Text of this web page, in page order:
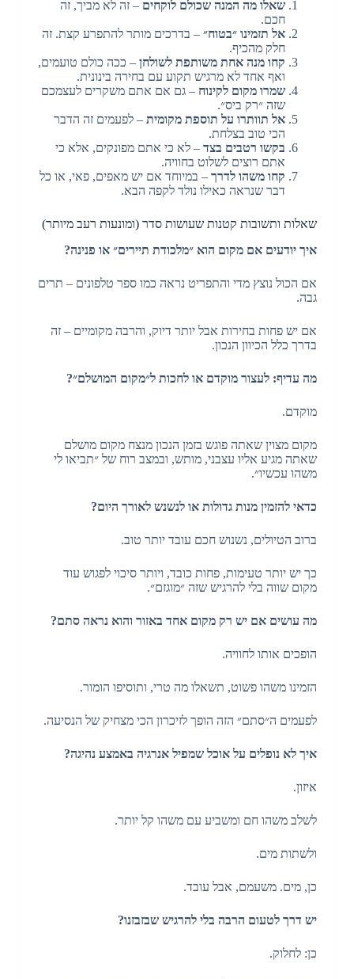
שאלו מה המנה שכולם לוקחים – זה לא מביך, זה
חכם.
אל תזמינו ״בטוח״– בדרכים מותר להתפרע קצת. זה
חלק מהכיף.
קחו מנה אחת משותפת לשולחן– ככה כולם טועמים,
ואף אחד לא מרגיש תקוע עם בחירה בינונית.
שמרו מקום לקינוח – גם אם אתם משקרים לעצמכם
שזה ״רק ביס״.
אל תוותרו על תוספת מקומית– לפעמים זה הדבר
הכי טוב בצלחת.
בקשו רטבים בצד– לא כי אתם מפונקים, אלא כי
אתם רוצים לשלוט בחוויה.
קחו משהו לדרך– במיוחד אם יש מאפים, פאי, או כל
דבר שנראה כאילו נולד לקפה הבא.
שאלות ותשובות קטנות שעושות סדר (ומונעות רעב מיותר)
איך יודעים אם מקום הוא ״מלכודת תיירים״ או פנינה?
אם הכול נוצץ מדי והתפריט נראה כמו ספר טלפונים – תרים
גבה.
אם יש פחות בחירות אבל יותר דיוק, והרבה מקומיים – זה
בדרך כלל הכיוון הנכון.
מה עדיף: לעצור מוקדם או לחכות ל״מקום המושלם״?
מוקדם.
מקום מצוין שאתה פוגש בזמן הנכון מנצח מקום מושלם
שאתה מגיע אליו עצבני, מותש, ובמצב רוח של ״תביאו לי
משהו עכשיו״.
כדאי להזמין מנות גדולות או לנשנש לאורך היום?
ברוב הטיולים, נשנוש חכם עובד יותר טוב.
כך יש יותר טעימות, פחות כובד, ויותר סיכוי לפגוש עוד
מקום שווה בלי להרגיש שזה ״מוגזם״.
מה עושים אם יש רק מקום אחד באזור והוא נראה סתם?
הופכים אותו לחוויה.
הזמינו משהו פשוט, תשאלו מה טרי, ותוסיפו הומור.
לפעמים ה״סתם״ הזה הופך לזיכרון הכי מצחיק של הנסיעה.
איך לא נופלים על אוכל שמפיל אנרגיה באמצע נהיגה?
איזון.
לשלב משהו חם ומשביע עם משהו קל יותר.
ולשתות מים.
כן, מים. משעמם, אבל עובד.
יש דרך לטעום הרבה בלי להרגיש שבזבזנו?
כן: לחלוק.